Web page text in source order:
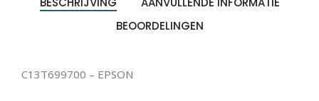
BEOORDELINGEN
C13T699700 – EPSON